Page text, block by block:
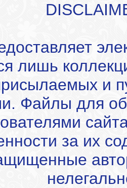
лишь
и
Файлы для
за их